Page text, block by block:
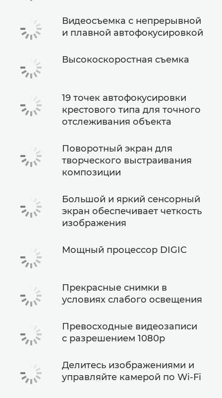
Видеосъемка с непрерывной
и плавной автофокусировкой
Высокоскоростная съемка
19 точек автофокусировки
крестового типа для точного
отслеживания объекта
Поворотный экран для
творческого выстраивания
композиции
Большой и яркий сенсорный
экран обеспечивает четкость
изображения
Мощный процессор DIGIC
Прекрасные снимки в
условиях слабого освещения
Превосходные видеозаписи
с разрешением 1080p
Делитесь изображениями и
управляйте камерой по Wi-Fi